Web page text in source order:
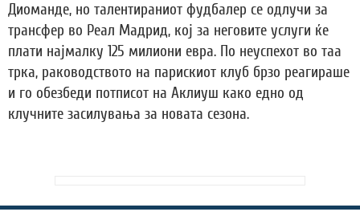
Диоманде, но талентираниот фудбалер се одлучи за
трансфер во Реал Мадрид, кој за неговите услуги ќе
плати најмалку 125 милиони евра. По неуспехот во таа
трка, раководството на парискиот клуб брзо реагираше
и го обезбеди потписот на Аклиуш како едно од
клучните засилувања за новата сезона.